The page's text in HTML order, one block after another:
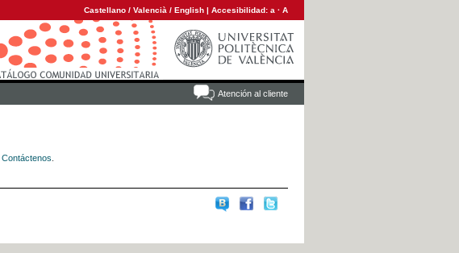
Castellano / Valencià / English | Accesibilidad: a · A
Atención al cliente
Contáctenos